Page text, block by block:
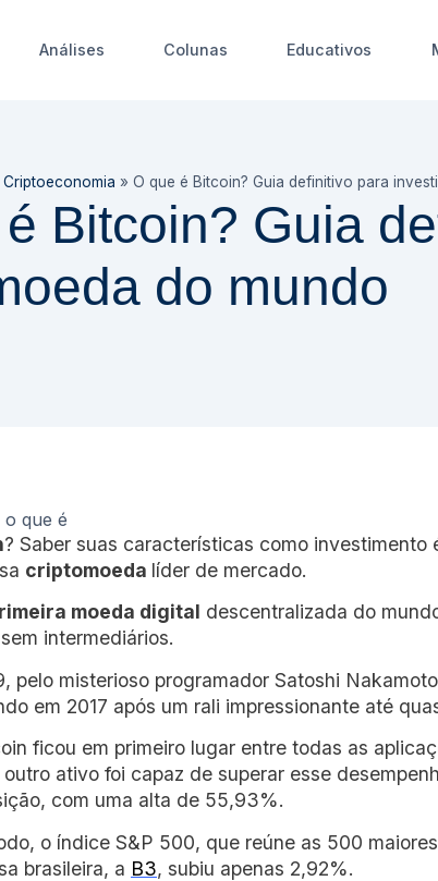
Análises Colunas Educativos
Criptoeconomia » O que é Bitcoin? Guia definitivo para
Bitcoin? Guia
do mundo
? Saber suas características como investimento
criptomoeda líder de mercado.
moeda digital descentralizada do
intermediários.
pelo misterioso programador Satoshi
em 2017 após um rali impressionante até
ficou em primeiro lugar entre todas as
ativo foi capaz de superar esse
com uma alta de 55,93%.
o índice S&P 500, que reúne as 500
brasileira, a B3, subiu apenas 2,92%.